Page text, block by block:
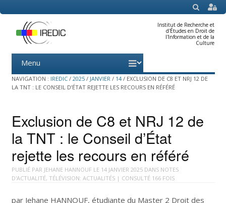
SEARCH
Institut de Recherche et
d'Études en Droit de
l'Information et de la
Culture
Menu
content
NAVIGATION : IREDIC / 2025 / JANVIER / 14 / EXCLUSION DE C8 ET NRJ 12 DE
LA TNT : LE CONSEIL D’ÉTAT REJETTE LES RECOURS EN RÉFÉRÉ
Exclusion de C8 et NRJ 12 de
la TNT : le Conseil d’État
rejette les recours en référé
PUBLIÉ PAR JEHANE HANNOUF LE 14 JANVIER 2025DANS NOTES
D'ACTUALITÉ, TÉLÉVISION: ACTUALITÉS| CONSULTÉ 166 FOIS
par Jehane HANNOUF, étudiante du Master 2 Droit des